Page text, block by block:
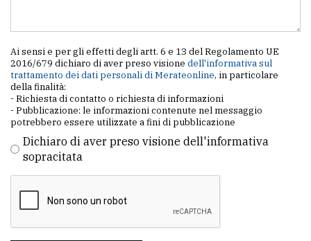
Ai sensi e per gli effetti degli artt. 6 e 13 del Regolamento UE
2016/679 dichiaro di aver preso visione dell'informativa sul
trattamento dei dati personali di Merateonline, in particolare
della finalità:
- Richiesta di contatto o richiesta di informazioni
- Pubblicazione: le informazioni contenute nel messaggio
potrebbero essere utilizzate a fini di pubblicazione
Dichiaro di aver preso visione dell'informativa
sopracitata